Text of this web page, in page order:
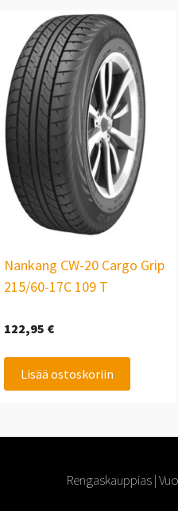
Nankang CW-20 Cargo Grip
215/60-17C 109 T
122,95 €
Lisää ostoskoriin
Rengaskauppias |